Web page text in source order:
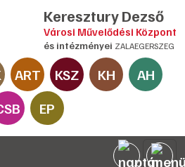
Keresztury Dezső
Városi Művelődési Központ
és intézményei ZALAEGERSZEG
ART KSZ KH
AH
EP